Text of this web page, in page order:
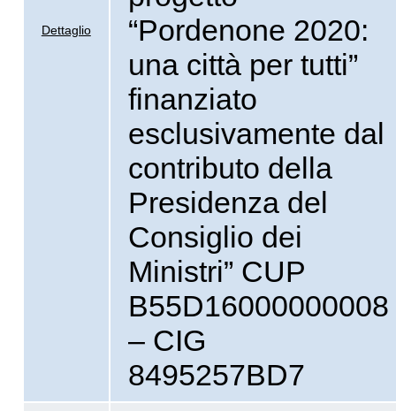
Dettaglio
“Pordenone 2020:
una città per tutti”
finanziato
esclusivamente dal
contributo della
Presidenza del
Consiglio dei
Ministri” CUP
B55D16000000008
– CIG
8495257BD7